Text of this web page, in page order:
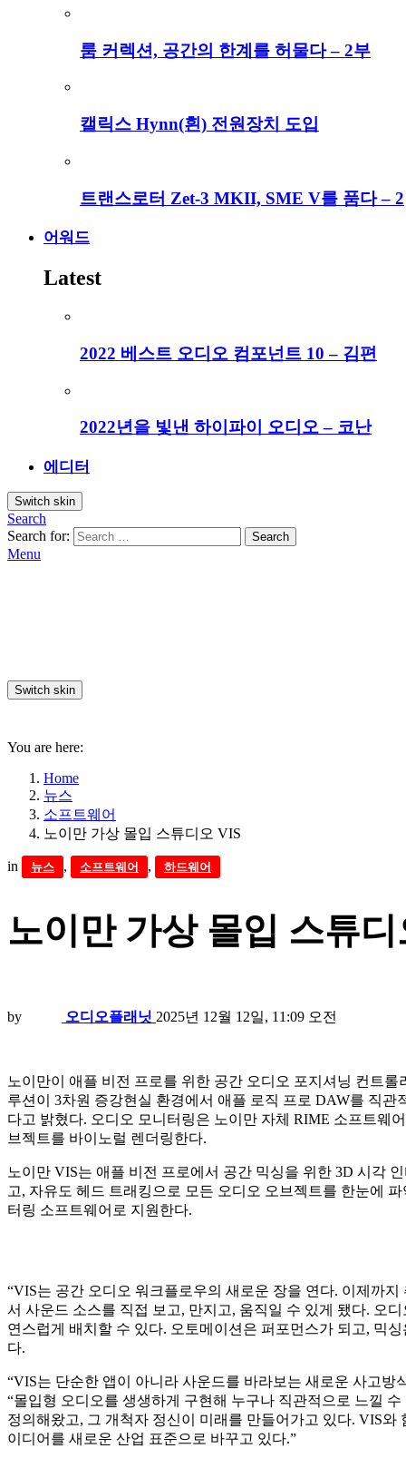
룸 커렉션, 공간의 한계를 허물다 – 2부
캘릭스 Hynn(흰) 전원장치 도입
트랜스로터 Zet-3 MKII, SME V를 품다 – 2
어워드
Latest
2022 베스트 오디오 컴포넌트 10 – 김편
2022년을 빛낸 하이파이 오디오 – 코난
에디터
Switch skin
Search
Search for:
Search
Menu
Switch skin
You are here:
Home
뉴스
소프트웨어
노이만 가상 몰입 스튜디오 VIS
in 뉴스 , 소프트웨어 , 하드웨어
노이만 가상 몰입 스튜
by 오디오플래닛 2025년 12월 12일, 11:09 오전
노이만이 애플 비전 프로를 위한 공간 오디오 포지셔닝 컨트롤
루션이 3차원 증강현실 환경에서 애플 로직 프로 DAW를 직
다고 밝혔다. 오디오 모니터링은 노이만 자체 RIME 소프트웨
브젝트를 바이노럴 렌더링한다.
노이만 VIS는 애플 비전 프로에서 공간 믹싱을 위한 3D 시각
고, 자유도 헤드 트래킹으로 모든 오디오 오브젝트를 한눈에
터링 소프트웨어로 지원한다.
“VIS는 공간 오디오 워크플로우의 새로운 장을 연다. 이제까
서 사운드 소스를 직접 보고, 만지고, 움직일 수 있게 됐다. 오
연스럽게 배치할 수 있다. 오토메이션은 퍼포먼스가 되고, 믹
다.
“VIS는 단순한 앱이 아니라 사운드를 바라보는 새로운 사고방
“몰입형 오디오를 생생하게 구현해 누구나 직관적으로 느낄
정의해왔고, 그 개척자 정신이 미래를 만들어가고 있다. VIS
이디어를 새로운 산업 표준으로 바꾸고 있다.”